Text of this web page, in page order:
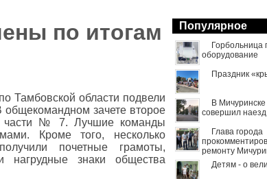
по итогам
Тамбовской области подвели
общекомандном зачете второе
части № 7. Лучшие команды
Кроме того, несколько
почетные грамоты,
нагрудные знаки общества
Популярное
Горбольница
оборудование
Праздник
В
совершил
Глава города
ремонту
Детям - о